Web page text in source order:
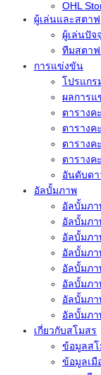
OHL
ผู้เล่นและสตาฟ
ผู้เล่นปัจ
ทีมสตา
การแข่งขัน
โปรแก
ผลการ
ตาราง
ตารางค
ตารางค
ตารางค
อันดับด
อัลบั้มภาพ
อัลบั้มภา
อัลบั้มภา
อัลบั้มภา
อัลบั้มภา
อัลบั้มภา
อัลบั้มภา
อัลบั้มภา
อัลบั้มภา
เกี่ยวกับสโมสร
ข้อมูลสโ
ข้อมูลเมื